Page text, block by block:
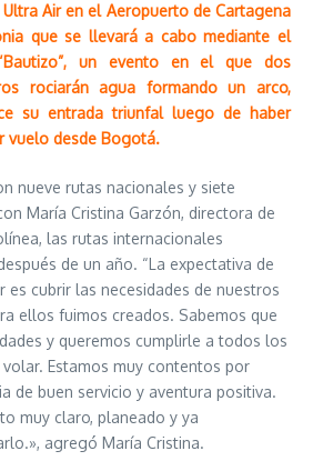
Air en el Aeropuerto de Cartagena
que se llevará a cabo mediante el
un evento en el que dos
rociarán agua formando un arco,
su entrada triunfal luego de haber
vuelo desde Bogotá.
nueve rutas nacionales y siete
María Cristina Garzón, directora de
las rutas internacionales
de un año. “La expectativa de
es cubrir las necesidades de nuestros
ellos fuimos creados. Sabemos que
y queremos cumplirle a todos los
Estamos muy contentos por
de buen servicio y aventura positiva.
muy claro, planeado y ya
agregó María Cristina.